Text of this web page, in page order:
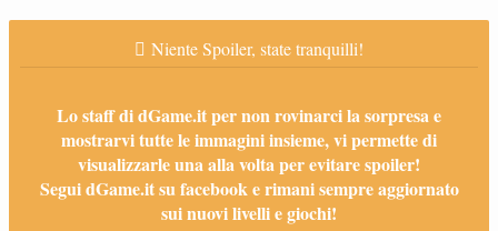
Niente Spoiler, state tranquilli!
Lo staff di dGame.it per non rovinarci la sorpresa e
mostrarvi tutte le immagini insieme, vi permette di
visualizzarle una alla volta per evitare spoiler!
Segui dGame.it su facebook e rimani sempre aggiornato
sui nuovi livelli e giochi!